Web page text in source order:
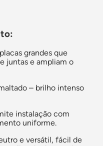
grandes que
juntas e ampliam o
– brilho intenso
instalação com
uniforme.
e versátil, fácil de